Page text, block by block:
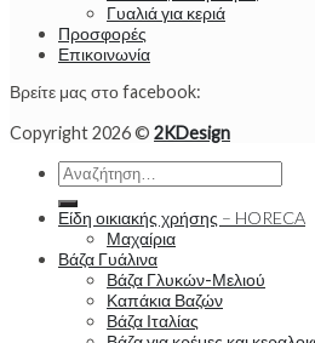
Γυαλιά για κεριά
Προσφορές
Επικοινωνία
Βρείτε μας στο facebook:
Copyright 2026 © 2KDesign
Αναζήτηση
για:
Είδη οικιακής χρήσης – HORECA
Μαχαίρια
Βάζα Γυάλινα
Βάζα Γλυκών-Μελιού
Καπάκια Βαζών
Βάζα Ιταλίας